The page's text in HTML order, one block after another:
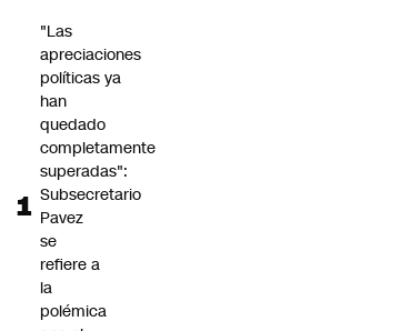
"Las
apreciaciones
políticas ya
han
quedado
completamente
superadas":
Subsecretario
Pavez
se
refiere a
la
polémica